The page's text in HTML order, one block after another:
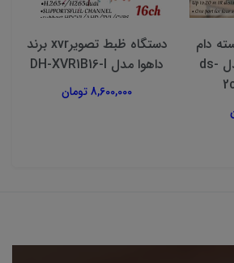
دام
برند هایک ویژن مدل ds-
دستگاه ظبط تصویرxvr برند
داهوا مدل DH-XVR1B16-I
8,600,000 تومان